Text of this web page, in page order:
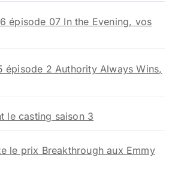
épisode 07 In the Evening, vos
épisode 2 Authority Always Wins,
le casting saison 3
le prix Breakthrough aux Emmy